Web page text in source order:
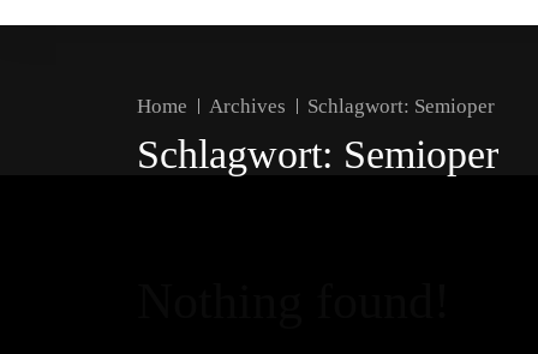
Home Archives Schlagwort: Semioper
Schlagwort: Semioper